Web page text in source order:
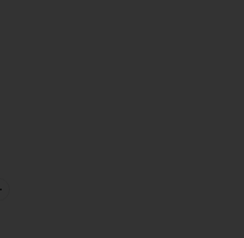
ICON TO SEE MORE OPTIONS